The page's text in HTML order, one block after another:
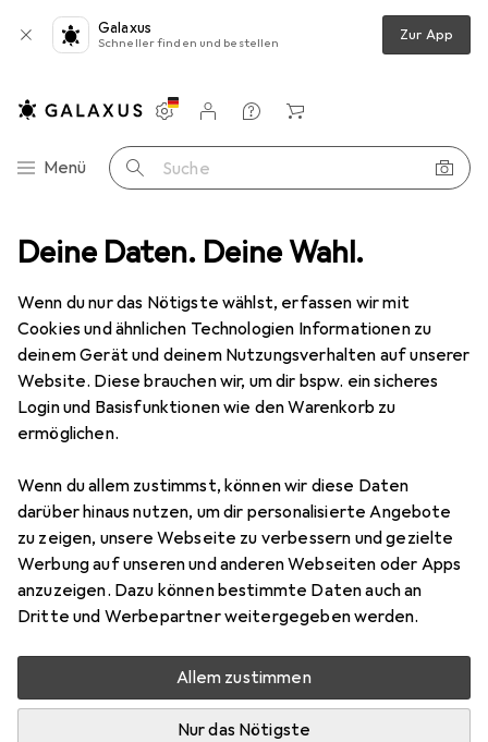
Deine Daten. Deine Wahl.
Wenn du nur das Nötigste wählst, erfassen wir mit
Cookies und ähnlichen Technologien Informationen zu
deinem Gerät und deinem Nutzungsverhalten auf unserer
Website. Diese brauchen wir, um dir bspw. ein sicheres
Login und Basisfunktionen wie den Warenkorb zu
ermöglichen.
Wenn du allem zustimmst, können wir diese Daten
darüber hinaus nutzen, um dir personalisierte Angebote
zu zeigen, unsere Webseite zu verbessern und gezielte
Werbung auf unseren und anderen Webseiten oder Apps
anzuzeigen. Dazu können bestimmte Daten auch an
Dritte und Werbepartner weitergegeben werden.
Allem zustimmen
Nur das Nötigste
Galaxus
Schneller finden und bestellen Zur App
Navigation nach Kategorien
Menü Suche
Einstellungen
Kundenkonto
Vergleichslisten
Merklisten
Warenkorb
Wanddekoration Bilderrahmen Walther Design Trendstyle
4 Bilder
Walther DesignTrendstyle
Preis in EUR inkl. MwSt.
EUR
17,85
30
Bewertungen
Zwischen Mi, 12.8. und Do, 13.8. geliefert
Nur 3 Stück an Lager beim Drittanbieter
Lieferort angeben für genaue Lieferzeit